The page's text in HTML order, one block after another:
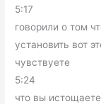
5:17
говорили о том
установить вот
чувствуете
5:24
что вы